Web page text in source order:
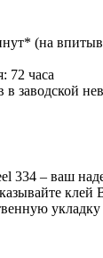
(на
72 часа
заводской
334 – ваш
клей